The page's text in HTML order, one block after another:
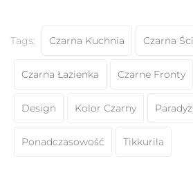
Tags: Czarna Kuchnia Czarna
Czarna Łazienka Czarne Fronty
Design Kolor Czarny Paradyż
Ponadczasowość Tikkurila